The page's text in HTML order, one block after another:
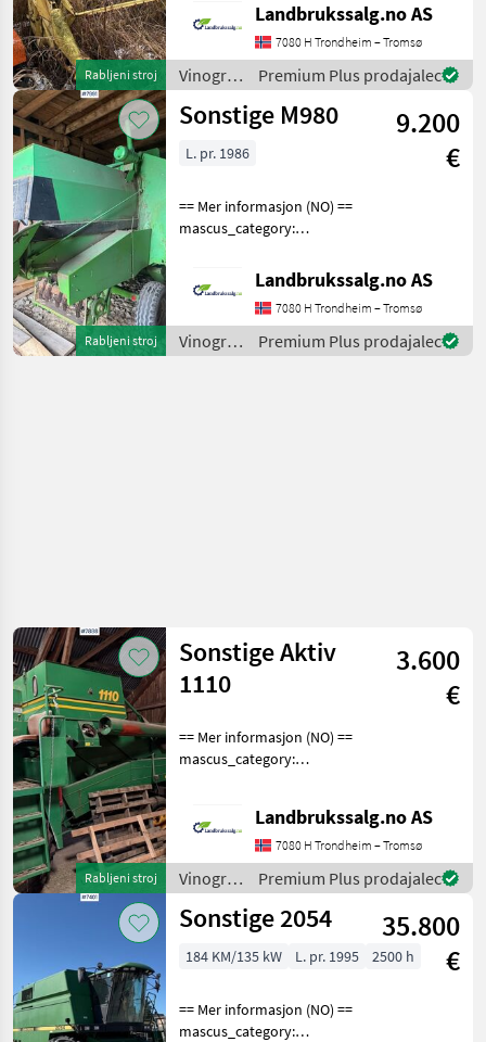
Rabljeni stroj
upon request: 6767 See
en.landbrukssalg.no/6767
for more images Descrip
Landbrukssalg.no AS
7080 H Trondheim – Tromsø
Vinogradništvo
/
Sonstige
Premium Plus prodajalec
Rabljeni stroj
Sonstige M980
9.200
€
L. pr. 1986
== Mer informasjon (NO) ==
mascus_category:
provide reference number
upon request: 7991 See
en.landbrukssalg.no/7991
for more images Specifi
Landbrukssalg.no AS
7080 H Trondheim – Tromsø
Vinogradništvo
/
Premium Plus prodajalec
Rabljeni stroj
Sonstige Aktiv
1110
3.600
€
== Mer informasjon (NO) ==
mascus_category:
upon request: 7888 See
en.landbrukssalg.no/7888
for more images Specifi
Landbrukssalg.no AS
7080 H Trondheim – Tromsø
Vinogradništvo
/
Sonstige
Premium Plus prodajalec
Sonstige 2054
35.800
€
184 KM/135 kW L. pr. 1995 2500 h
== Mer informasjon (NO) ==
mascus_category: